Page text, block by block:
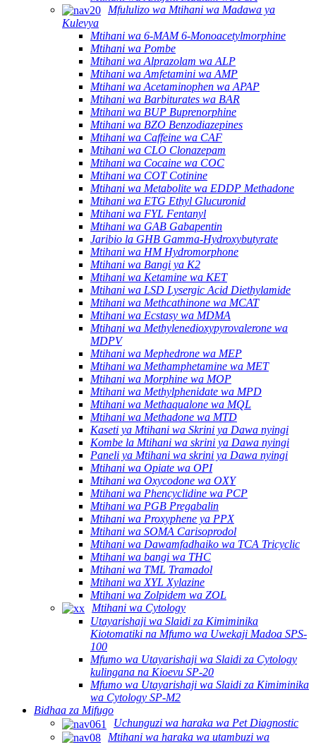
Mfululizo wa Mtihani wa Madawa ya
Kulevya
Mtihani wa 6-MAM 6-Monoacetylmorphine
Mtihani wa Pombe
Mtihani wa Alprazolam wa ALP
Mtihani wa Amfetamini wa AMP
Mtihani wa Acetaminophen wa APAP
Mtihani wa Barbiturates wa BAR
Mtihani wa BUP Buprenorphine
Mtihani wa BZO Benzodiazepines
Mtihani wa Caffeine wa CAF
Mtihani wa CLO Clonazepam
Mtihani wa Cocaine wa COC
Mtihani wa COT Cotinine
Mtihani wa Metabolite wa EDDP Methadone
Mtihani wa ETG Ethyl Glucuronid
Mtihani wa FYL Fentanyl
Mtihani wa GAB Gabapentin
Jaribio la GHB Gamma-Hydroxybutyrate
Mtihani wa HM Hydromorphone
Mtihani wa Bangi ya K2
Mtihani wa Ketamine wa KET
Mtihani wa LSD Lysergic Acid Diethylamide
Mtihani wa Methcathinone wa MCAT
Mtihani wa Ecstasy wa MDMA
Mtihani wa Methylenedioxypyrovalerone wa
MDPV
Mtihani wa Mephedrone wa MEP
Mtihani wa Methamphetamine wa MET
Mtihani wa Morphine wa MOP
Mtihani wa Methylphenidate wa MPD
Mtihani wa Methaqualone wa MQL
Mtihani wa Methadone wa MTD
Kaseti ya Mtihani wa Skrini ya Dawa nyingi
Kombe la Mtihani wa skrini ya Dawa nyingi
Paneli ya Mtihani wa skrini ya Dawa nyingi
Mtihani wa Opiate wa OPI
Mtihani wa Oxycodone wa OXY
Mtihani wa Phencyclidine wa PCP
Mtihani wa PGB Pregabalin
Mtihani wa Proxyphene ya PPX
Mtihani wa SOMA Carisoprodol
Mtihani wa Dawamfadhaiko wa TCA Tricyclic
Mtihani wa bangi wa THC
Mtihani wa TML Tramadol
Mtihani wa XYL Xylazine
Mtihani wa Zolpidem wa ZOL
Mtihani wa Cytology
Utayarishaji wa Slaidi za Kimiminika
Kiotomatiki na Mfumo wa Uwekaji Madoa SPS-
100
Mfumo wa Utayarishaji wa Slaidi za Cytology
kulingana na Kioevu SP-20
Mfumo wa Utayarishaji wa Slaidi za Kimiminika
wa Cytology SP-M2
Bidhaa za Mifugo
Uchunguzi wa haraka wa Pet Diagnostic
Mtihani wa haraka wa utambuzi wa